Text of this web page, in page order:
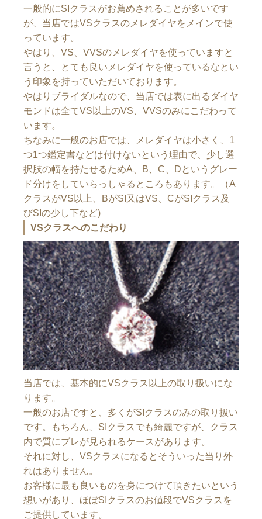
一般的にSIクラスがお薦めされることが多いです
が、当店ではVSクラスのメレダイヤをメインで使
っています。
やはり、VS、VVSのメレダイヤを使っていますと
言うと、とても良いメレダイヤを使っているなとい
う印象を持っていただいております。
やはりブライダルなので、当店では表に出るダイヤ
モンドは全てVS以上のVS、VVSのみにこだわって
います。
ちなみに一般のお店では、メレダイヤは小さく、1
つ1つ鑑定書などは付けないという理由で、少し選
択肢の幅を持たせるためA、B、C、Dというグレー
ド分けをしていらっしゃるところもあります。（A
クラスがVS以上、BがSI又はVS、CがSIクラス及
びSIの少し下など)
VSクラスへのこだわり
当店では、基本的にVSクラス以上の取り扱いにな
ります。
一般のお店ですと、多くがSIクラスのみの取り扱い
です。もちろん、SIクラスでも綺麗ですが、クラス
内で質にブレが見られるケースがあります。
それに対し、VSクラスになるとそういった当り外
れはありません。
お客様に最も良いものを身につけて頂きたいという
想いがあり、ほぼSIクラスのお値段でVSクラスを
ご提供しています。